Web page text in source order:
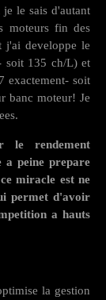
le sais d'autant
moteurs fin des
j'ai developpe le
soit 135 ch/L) et
exactement- soit
banc moteur! Je
le rendement
a peine prepare
miracle est ne
permet d'avoir
a hauts
la gestion